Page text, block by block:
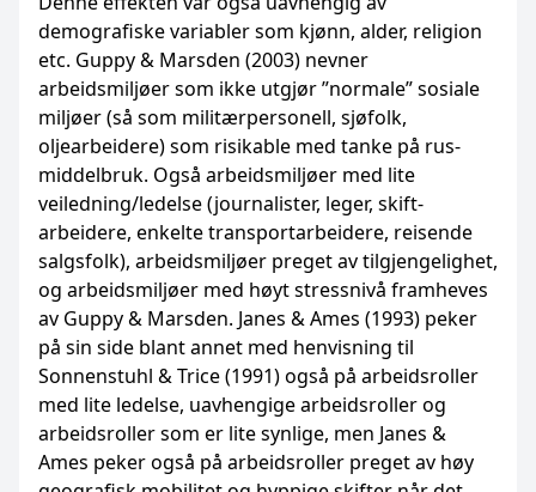
demografiske variabler som kjønn, alder, religion
etc. Guppy & Marsden (2003) nevner
arbeidsmiljøer som ikke utgjør ”normale” sosiale
miljøer (så som militærpersonell, sjøfolk,
oljearbeidere) som risikable med tanke på rus­
middelbruk. Også arbeidsmiljøer med lite
veiledning/ledelse (journalister, leger, skift­
arbeidere, enkelte transportarbeidere, reisende
salgsfolk), arbeidsmiljøer preget av tilgjenge­lig­het,
og arbeidsmiljøer med høyt stressnivå framheves
av Guppy & Marsden. Janes & Ames (1993) peker
på sin side blant annet med henvisning til
Sonnenstuhl & Trice (1991) også på arbeids­roller
med lite ledelse, uavhengige arbeidsroller og
arbeidsroller som er lite synlige, men Janes &
Ames peker også på arbeidsroller preget av høy